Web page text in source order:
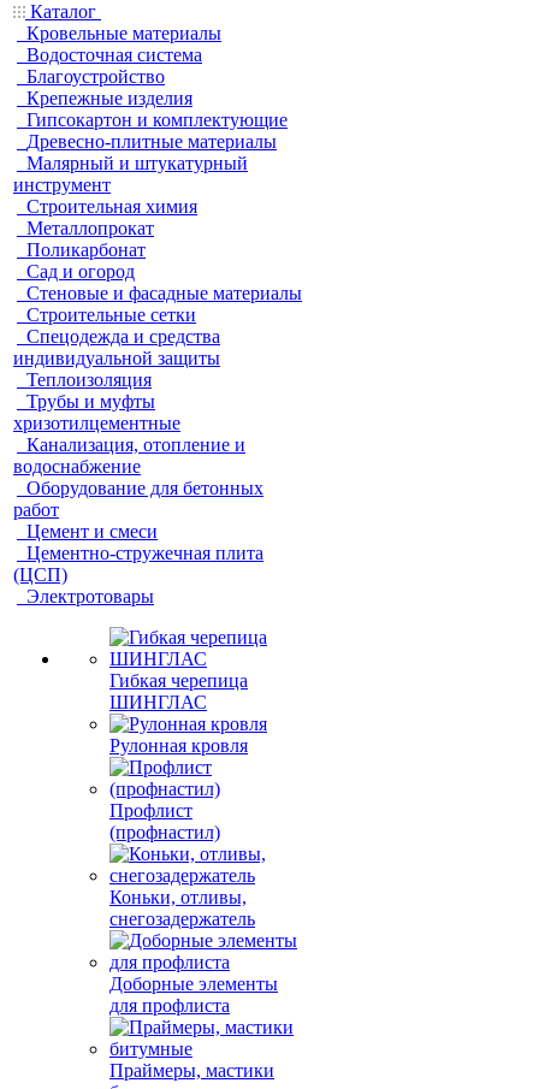
Каталог
Кровельные материалы
Водосточная система
Благоустройство
Крепежные изделия
Гипсокартон и комплектующие
Древесно-плитные материалы
Малярный и штукатурный
инструмент
Строительная химия
Металлопрокат
Поликарбонат
Сад и огород
Стеновые и фасадные материалы
Строительные сетки
Спецодежда и средства
индивидуальной защиты
Теплоизоляция
Трубы и муфты
хризотилцементные
Канализация, отопление и
водоснабжение
Оборудование для бетонных
работ
Цемент и смеси
Цементно-стружечная плита
(ЦСП)
Электротовары
Гибкая черепица
ШИНГЛАС
Рулонная кровля
Профлист
(профнастил)
Коньки, отливы,
снегозадержатель
Доборные элементы
для профлиста
Праймеры, мастики